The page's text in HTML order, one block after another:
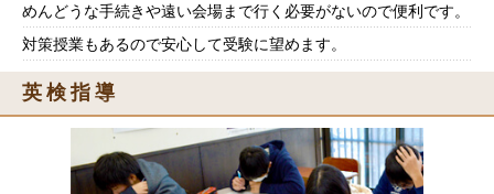
めんどうな手続きや遠い会場まで行く必要がないので便利です。
対策授業もあるので安心して受験に望めます。
英検指導